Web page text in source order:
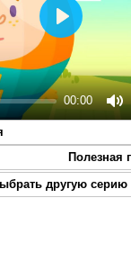
00:00
Play
Полезная
другую серию